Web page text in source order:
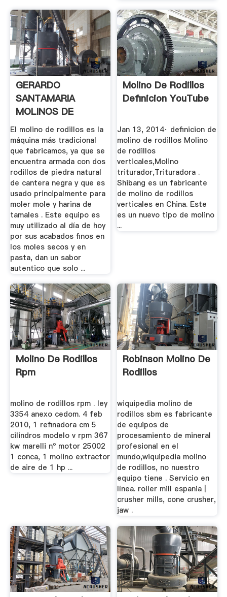
GERARDO
SANTAMARIA
MOLINOS DE
RODILLOS
El molino de rodillos es la
máquina más tradicional
que fabricamos, ya que se
encuentra armada con dos
rodillos de piedra natural
de cantera negra y que es
usado principalmente para
moler mole y harina de
tamales . Este equipo es
muy utilizado al día de hoy
por sus acabados finos en
los moles secos y en
pasta, dan un sabor
autentico que solo ...
Molino De Rodillos
Definicion YouTube
Jan 13, 2014· definicion de
molino de rodillos Molino
de rodillos
verticales,Molino
triturador,Trituradora .
Shibang es un fabricante
de molino de rodillos
verticales en China. Este
es un nuevo tipo de molino
...
Molino De Rodillos
Rpm
molino de rodillos rpm . ley
3354 anexo cedom. 4 feb
2010, 1 refinadora cm 5
cilindros modelo v rpm 367
kw marelli nº motor 25002
1 conca, 1 molino extractor
de aire de 1 hp ...
Robinson Molino De
Rodillos
wiquipedia molino de
rodillos sbm es fabricante
de equipos de
procesamiento de mineral
profesional en el
mundo,wiquipedia molino
de rodillos, no nuestro
equipo tiene . Servicio en
línea. roller mill espania |
crusher mills, cone crusher,
jaw .